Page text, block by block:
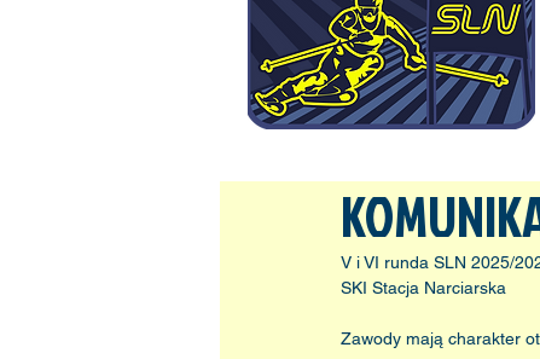
V i VI runda SLN 2025/
SKI Stacja Narciarska
Zawody mają charakter